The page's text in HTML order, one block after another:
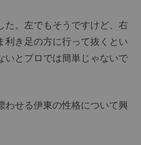
。左でもそうですけど、右
利き足の方に行って抜くとい
いとプロでは簡単じゃないで
せる伊東の性格について興